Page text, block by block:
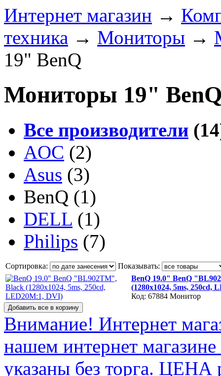
Интернет магазин →
техника → Мониторы →
19" BenQ
Мониторы 19"
Все производители
AOC (2)
Asus (3)
BenQ (1)
DELL (1)
Philips (7)
Сортировка:
Показывать:
BenQ 19.0" BenQ
(1280x1024, 5ms, 250cd,
Код: 67884 Монитор
Внимание! Интернет
нашем интернет
указаны без торга.